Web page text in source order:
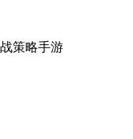
策略手游